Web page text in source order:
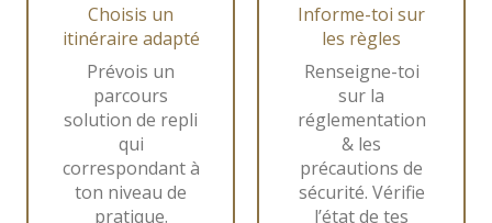
Choisis un
itinéraire adapté
Prévois un
parcours
solution de repli
qui
correspondant à
ton niveau de
pratique.
Informe-toi sur
les règles
Renseigne-toi
sur la
réglementation
& les
précautions de
sécurité. Vérifie
l’état de tes